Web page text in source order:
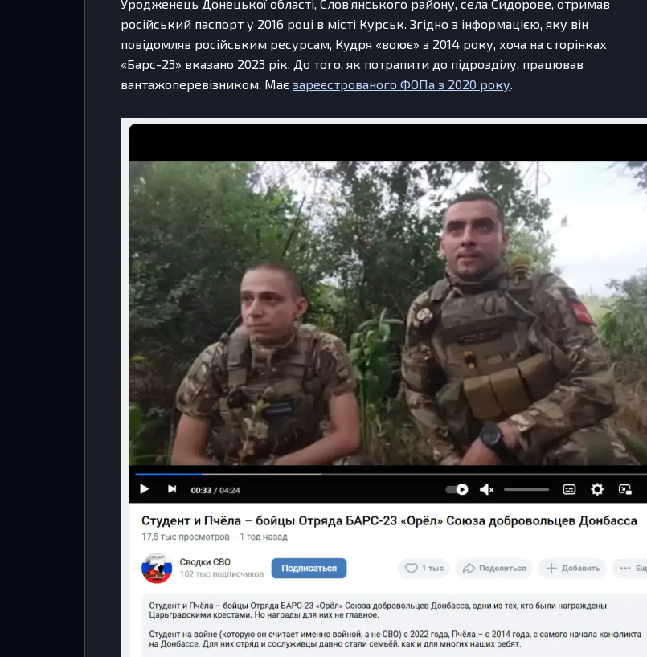
Уродженець Донецької області, Слов’янського району, села Сидорове, отримав
російський паспорт у 2016 році в місті Курськ. Згідно з інформацією, яку він
повідомляв російським ресурсам, Кудря «воює» з 2014 року, хоча на сторінках
«Барс-23» вказано 2023 рік. До того, як потрапити до підрозділу, працював
вантажоперевізником. Маєзареєстрованого ФОПа з 2020 року.